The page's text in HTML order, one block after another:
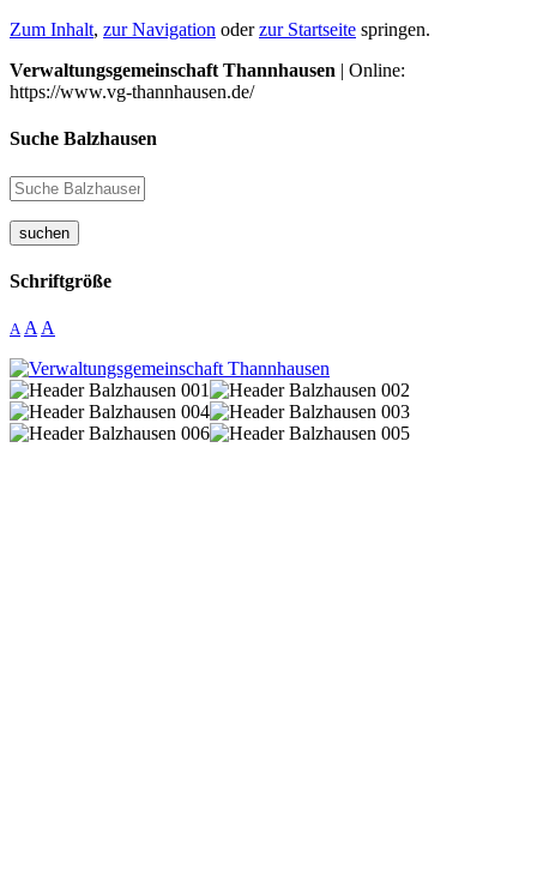
Zum Inhalt, zur Navigation oderzur Startseite springen.
Verwaltungsgemeinschaft Thannhausen | Online:
https://www.vg-thannhausen.de/
Suche Balzhausen
suchen
Schriftgröße
A A A